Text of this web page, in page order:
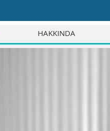
HAKKINDA